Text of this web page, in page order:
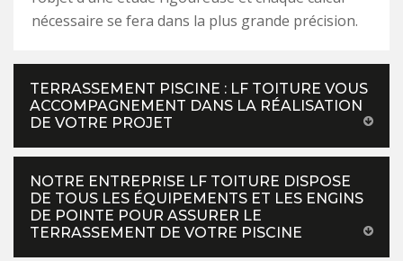
nécessaire se fera dans la plus grande précision.
TERRASSEMENT PISCINE : LF TOITURE VOUS
ACCOMPAGNEMENT DANS LA RÉALISATION
DE VOTRE PROJET
NOTRE ENTREPRISE LF TOITURE DISPOSE
DE TOUS LES ÉQUIPEMENTS ET LES ENGINS
DE POINTE POUR ASSURER LE
TERRASSEMENT DE VOTRE PISCINE